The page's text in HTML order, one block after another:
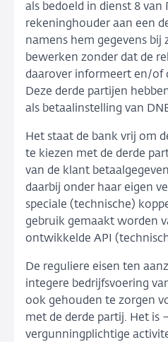
als bedoeld in dienst 8 van
rekeninghouder aan een
namens hem gegevens bij
bewerken zonder dat de
daarover informeert en/of
Deze derde partijen
als betaalinstelling van
Het staat de bank vrij om
te kiezen met de derde
van de klant
daarbij onder haar eigen
speciale (technische)
gebruik gemaakt worden
ontwikkelde API
De reguliere eisen ten
integere bedrijfsvoering
ook gehouden te zorgen
met de derde partij. Het is
vergunningplichtige